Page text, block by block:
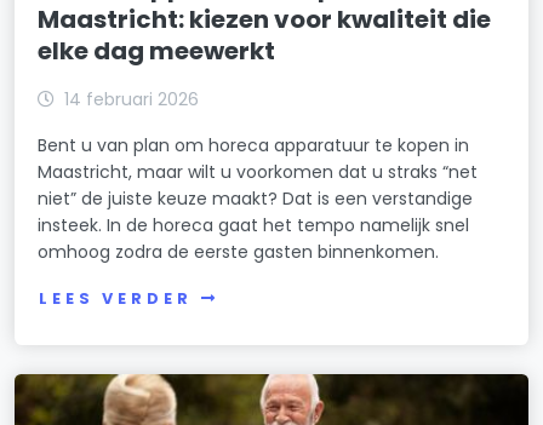
Maastricht: kiezen voor kwaliteit die
elke dag meewerkt
14 februari 2026
Bent u van plan om horeca apparatuur te kopen in
Maastricht, maar wilt u voorkomen dat u straks “net
niet” de juiste keuze maakt? Dat is een verstandige
insteek. In de horeca gaat het tempo namelijk snel
omhoog zodra de eerste gasten binnenkomen.
LEES VERDER